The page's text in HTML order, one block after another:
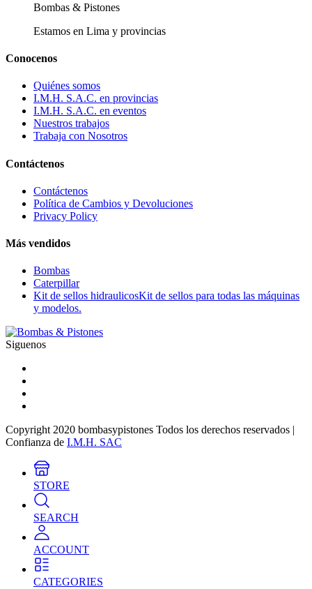
Bombas & Pistones
Estamos en Lima y provincias
Conocenos
Quiénes somos
I.M.H. S.A.C. en provincias
I.M.H. S.A.C. en eventos
Nuestros trabajos
Trabaja con Nosotros
Contáctenos
Contáctenos
Política de Cambios y Devoluciones
Privacy Policy
Más vendidos
Bombas
Caterpillar
Kit de sellos hidraulicosKit de sellos para todas las máquinas
y modelos.
Siguenos
Copyright 2020 bombasypistones Todos los derechos reservados |
Confianza de I.M.H. SAC
STORE
SEARCH
ACCOUNT
CATEGORIES